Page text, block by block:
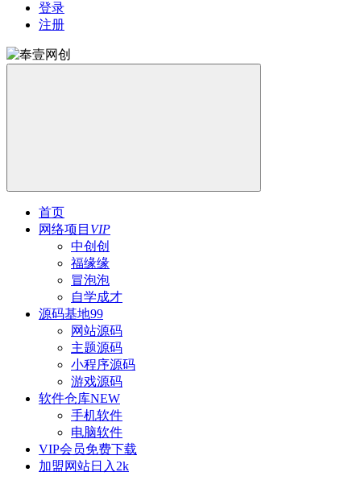
登录
注册
首页
网络项目 VIP
中创创
福缘缘
冒泡泡
自学成才
源码基地99
网站源码
主题源码
小程序源码
游戏源码
软件仓库NEW
手机软件
电脑软件
VIP会员免费下载
加盟网站日入2k